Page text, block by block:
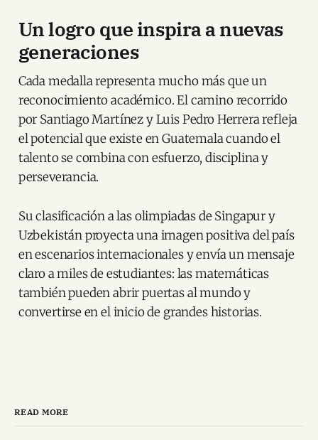
Un logro que inspira a nuevas
generaciones
Cada medalla representa mucho más que un
reconocimiento académico. El camino recorrido
por Santiago Martínez y Luis Pedro Herrera refleja
el potencial que existe en Guatemala cuando el
talento se combina con esfuerzo, disciplina y
perseverancia.
Su clasificación a las olimpiadas de Singapur y
Uzbekistán proyecta una imagen positiva del país
en escenarios internacionales y envía un mensaje
claro a miles de estudiantes: las matemáticas
también pueden abrir puertas al mundo y
convertirse en el inicio de grandes historias.
READ MORE